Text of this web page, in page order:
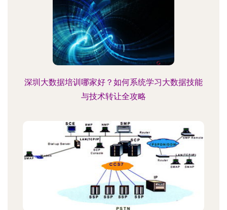
深圳大数据培训哪家好？如何系统学习大数据技能
与技术转让全攻略